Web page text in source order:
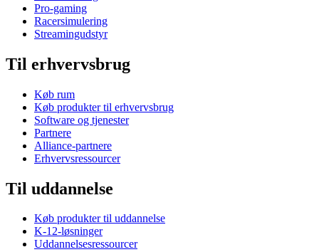
Pro-gaming
Racersimulering
Streamingudstyr
Til erhvervsbrug
Køb rum
Køb produkter til erhvervsbrug
Software og tjenester
Partnere
Alliance-partnere
Erhvervsressourcer
Til uddannelse
Køb produkter til uddannelse
K-12-løsninger
Uddannelsesressourcer